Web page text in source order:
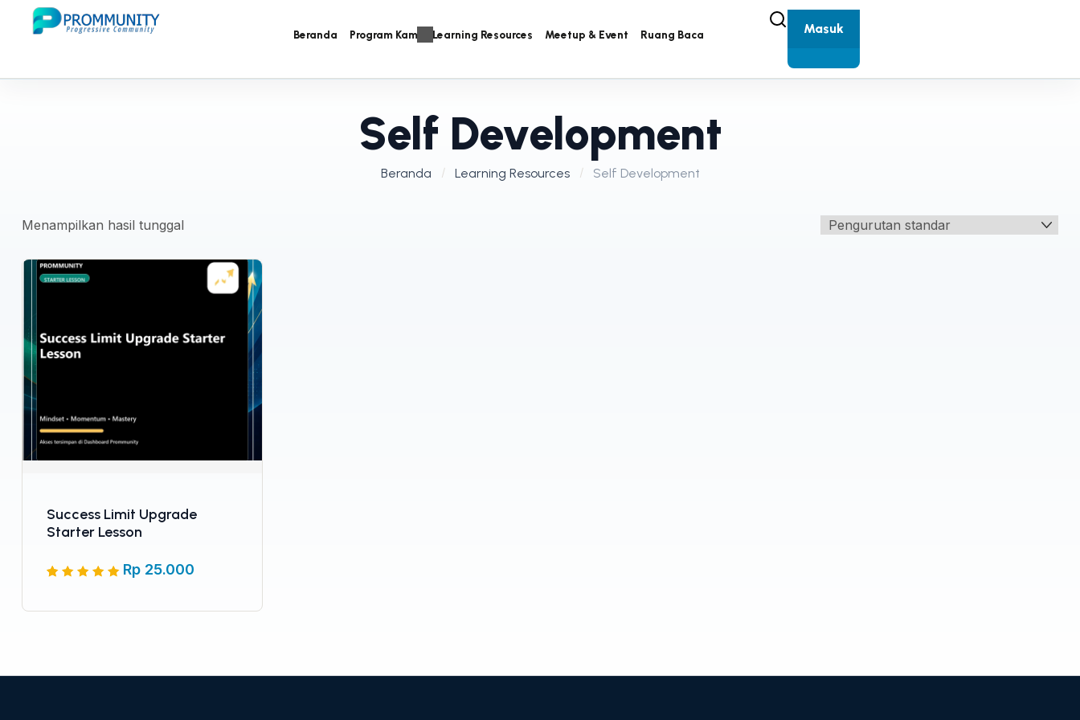
Beranda Program Kami Learning Resources Meetup & Event Ruang Baca Masuk
Self Development
Beranda Learning Resources Self Development
Menampilkan hasil tunggal
Success Limit Upgrade
Starter Lesson
Peringkat
dari 5
5
pelanggan
Rp 25.000